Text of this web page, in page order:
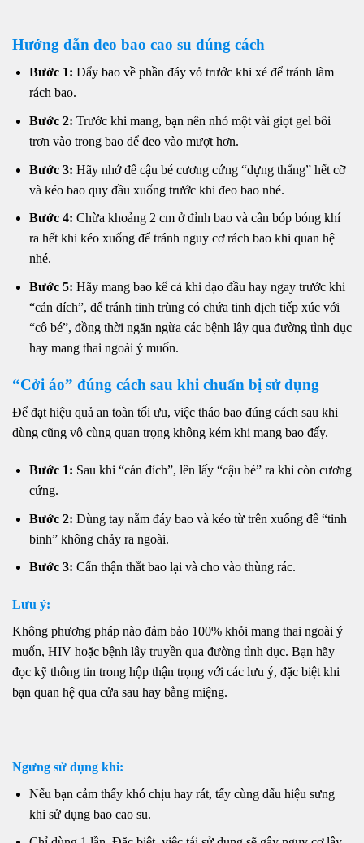
Hướng dẫn đeo bao cao su đúng cách
Bước 1: Đẩy bao về phần đáy vỏ trước khi xé để tránh làm
rách bao.
Bước 2: Trước khi mang, bạn nên nhỏ một vài giọt gel bôi
trơn vào trong bao để đeo vào mượt hơn.
Bước 3: Hãy nhớ để cậu bé cương cứng “dựng thẳng” hết cỡ
và kéo bao quy đầu xuống trước khi đeo bao nhé.
Bước 4: Chừa khoảng 2 cm ở đỉnh bao và cần bóp bóng khí
ra hết khi kéo xuống để tránh nguy cơ rách bao khi quan hệ
nhé.
Bước 5: Hãy mang bao kể cả khi dạo đầu hay ngay trước khi
“cán đích”, để tránh tinh trùng có chứa tinh dịch tiếp xúc với
“cô bé”, đồng thời ngăn ngừa các bệnh lây qua đường tình dục
hay mang thai ngoài ý muốn.
“Cởi áo” đúng cách sau khi chuẩn bị sử dụng
Để đạt hiệu quả an toàn tối ưu, việc tháo bao đúng cách sau khi
dùng cũng vô cùng quan trọng không kém khi mang bao đấy.
Bước 1: Sau khi “cán đích”, lên lấy “cậu bé” ra khi còn cương
cứng.
Bước 2: Dùng tay nắm đáy bao và kéo từ trên xuống để “tinh
binh” không chảy ra ngoài.
Bước 3: Cẩn thận thắt bao lại và cho vào thùng rác.
Lưu ý:
Không phương pháp nào đảm bảo 100% khỏi mang thai ngoài ý
muốn, HIV hoặc bệnh lây truyền qua đường tình dục. Bạn hãy
đọc kỹ thông tin trong hộp thận trọng với các lưu ý, đặc biệt khi
bạn quan hệ qua cửa sau hay bằng miệng.
Ngưng sử dụng khi:
Nếu bạn cảm thấy khó chịu hay rát, tấy cùng dấu hiệu sưng
khi sử dụng bao cao su.